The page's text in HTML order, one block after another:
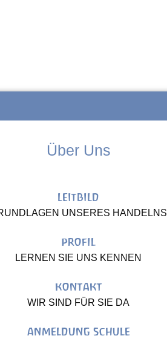
Über Uns
LEITBILD
UNSERES HANDELNS
PROFIL
LERNEN SIE UNS KENNEN
KONTAKT
WIR SIND FÜR SIE DA
ANMELDUNG SCHULE